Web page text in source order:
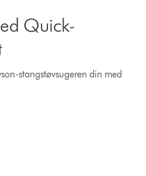
Quick-
stangstøvsugeren din med